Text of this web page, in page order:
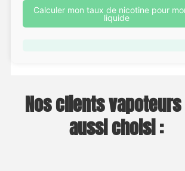
Calculer mon taux de nicotine pour
liquide
Nos clients
aussi choisi :